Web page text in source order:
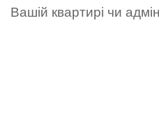
Вашій квартирі чи